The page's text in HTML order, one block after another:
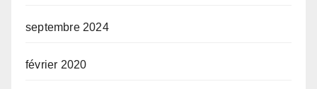
septembre 2024
février 2020